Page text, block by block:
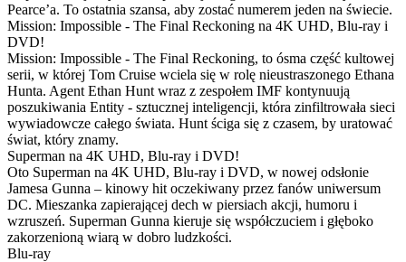
Pearce’a. To ostatnia szansa, aby zostać numerem jeden na świecie.
Mission: Impossible - The Final Reckoning na 4K UHD, Blu-ray i
DVD!
Mission: Impossible - The Final Reckoning, to ósma część kultowej
serii, w której Tom Cruise wciela się w rolę nieustraszonego Ethana
Hunta. Agent Ethan Hunt wraz z zespołem IMF kontynuują
poszukiwania Entity - sztucznej inteligencji, która zinfiltrowała sieci
wywiadowcze całego świata. Hunt ściga się z czasem, by uratować
świat, który znamy.
Superman na 4K UHD, Blu-ray i DVD!
Oto Superman na 4K UHD, Blu-ray i DVD, w nowej odsłonie
Jamesa Gunna – kinowy hit oczekiwany przez fanów uniwersum
DC. Mieszanka zapierającej dech w piersiach akcji, humoru i
wzruszeń. Superman Gunna kieruje się współczuciem i głęboko
zakorzenioną wiarą w dobro ludzkości.
Blu-ray